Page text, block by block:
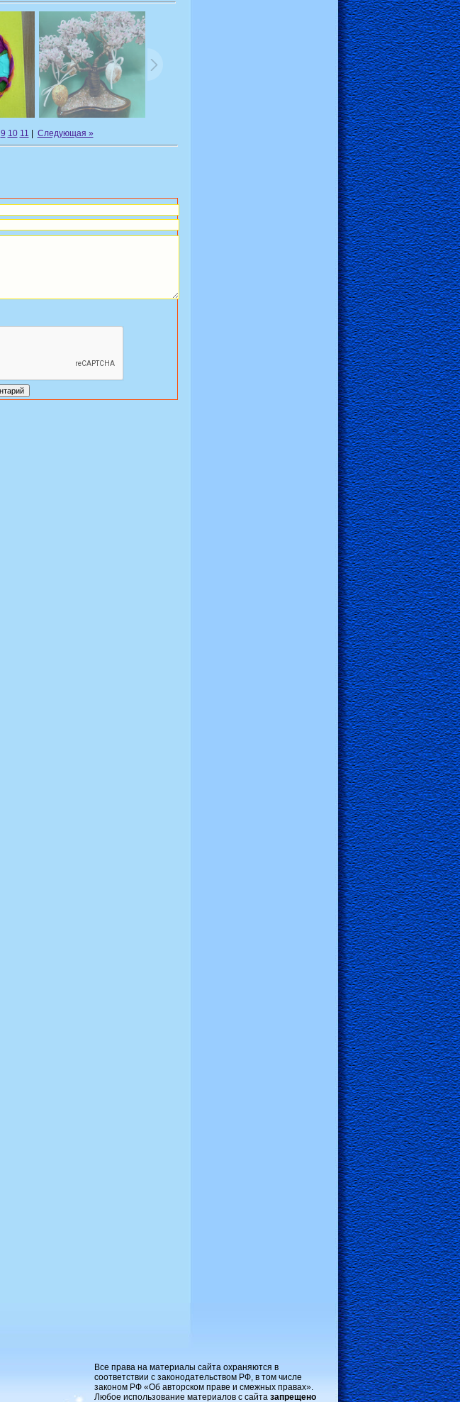
9 10 11 Следующая »
Все права на материалы сайта охраняются в
соответствии с законодательством РФ, в том числе
законом РФ «Об авторском праве и смежных правах».
Любое использование материалов с сайта запрещено